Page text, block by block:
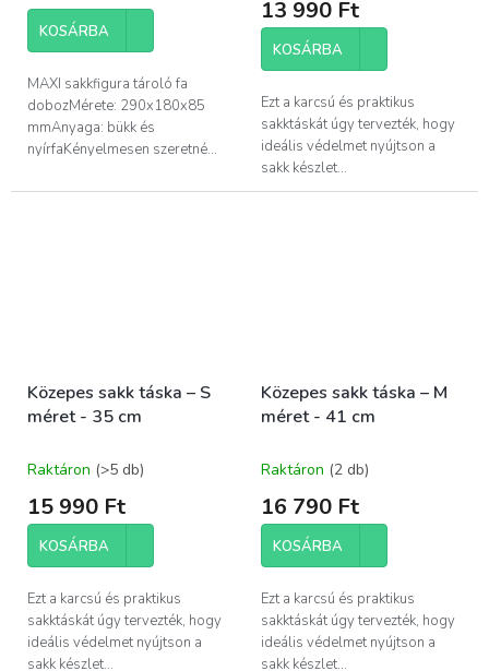
értékelése
5-
5,0
csillag.
KOSÁRBA
MAXI sakkfigura tároló fa
dobozMérete: 290x180x85
mmAnyaga: bükk és
nyírfaKényelmesen szeretné...
13 990 Ft
KOSÁRBA
Ezt a karcsú és praktikus
sakktáskát úgy tervezték, hogy
ideális védelmet nyújtson a
sakk készlet...
Közepes sakk táska – S
méret - 35 cm
Raktáron (>5 db)
15 990 Ft
KOSÁRBA
Ezt a karcsú és praktikus
sakktáskát úgy tervezték, hogy
ideális védelmet nyújtson a
sakk készlet...
Közepes sakk táska – M
méret - 41 cm
Raktáron (2 db)
16 790 Ft
KOSÁRBA
Ezt a karcsú és praktikus
sakktáskát úgy tervezték, hogy
ideális védelmet nyújtson a
sakk készlet...